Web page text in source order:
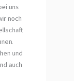
uns
noch
und
auch